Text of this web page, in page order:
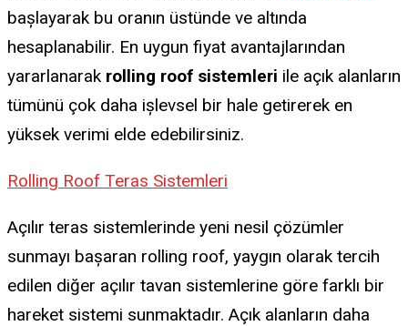
başlayarak bu oranın üstünde ve altında
hesaplanabilir. En uygun fiyat avantajlarından
yararlanarak rolling roof sistemleri ile açık alanların
tümünü çok daha işlevsel bir hale getirerek en
yüksek verimi elde edebilirsiniz.
Rolling Roof Teras Sistemleri
Açılır teras sistemlerinde yeni nesil çözümler
sunmayı başaran rolling roof, yaygın olarak tercih
edilen diğer açılır tavan sistemlerine göre farklı bir
hareket sistemi sunmaktadır. Açık alanların daha